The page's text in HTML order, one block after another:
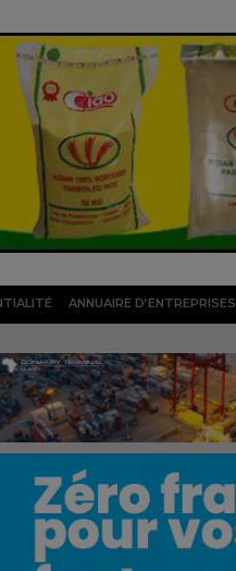
ANNUAIRE D’ENTREPRISES